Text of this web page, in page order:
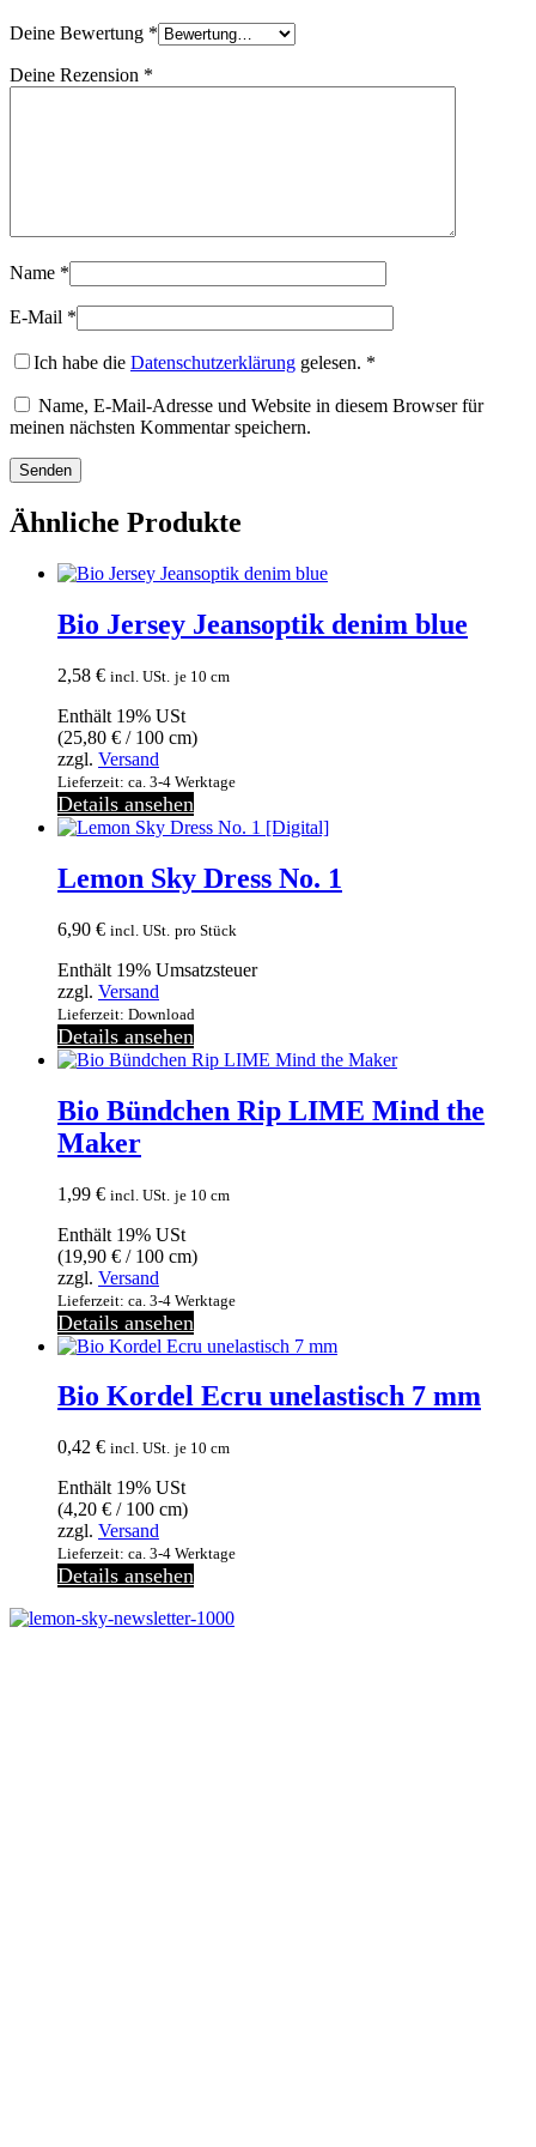
Deine Bewertung *
Deine Rezension *
Name *
E-Mail *
Ich habe die Datenschutzerklärung gelesen. *
Name, E-Mail-Adresse und Website in diesem Browser für
meinen nächsten Kommentar speichern.
Ähnliche Produkte
Bio Jersey Jeansoptik denim blue
2,58 € incl. USt. je 10 cm
Enthält 19% USt
(25,80 € / 100 cm)
zzgl. Versand
Lieferzeit: ca. 3-4 Werktage
Details ansehen
Lemon Sky Dress No. 1
6,90 € incl. USt. pro Stück
Enthält 19% Umsatzsteuer
zzgl. Versand
Lieferzeit: Download
Details ansehen
Bio Bündchen Rip LIME Mind the
Maker
1,99 € incl. USt. je 10 cm
Enthält 19% USt
(19,90 € / 100 cm)
zzgl. Versand
Lieferzeit: ca. 3-4 Werktage
Details ansehen
Bio Kordel Ecru unelastisch 7 mm
0,42 € incl. USt. je 10 cm
Enthält 19% USt
(4,20 € / 100 cm)
zzgl. Versand
Lieferzeit: ca. 3-4 Werktage
Details ansehen